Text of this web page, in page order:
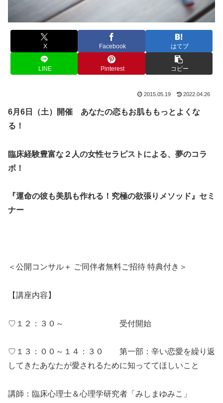
X Facebook はてブ
LINE Pinterest コピー
2015.05.19 2022.04.26
6月6日（土）開催 あなたの恋もお肌ももっとよくな
る！
臨床経験豊富な２人の女性セラピストによる、夢のコラ
ボ！
『運命の彼も美肌も作れる！究極の欲張りメソッド』セミ
ナー
＜公開コンサル＋ ご同伴者無料ご招待 特典付き＞
【講座内容】
♡１２：３０～ 受付開始
♡１３：００～１４：３０ 第一部：辛い恋愛を繰り返
してきたあなたが愛されるために知っててほしいこと
講師：臨床心理士＆心理学研究者「みしまゆみこ」